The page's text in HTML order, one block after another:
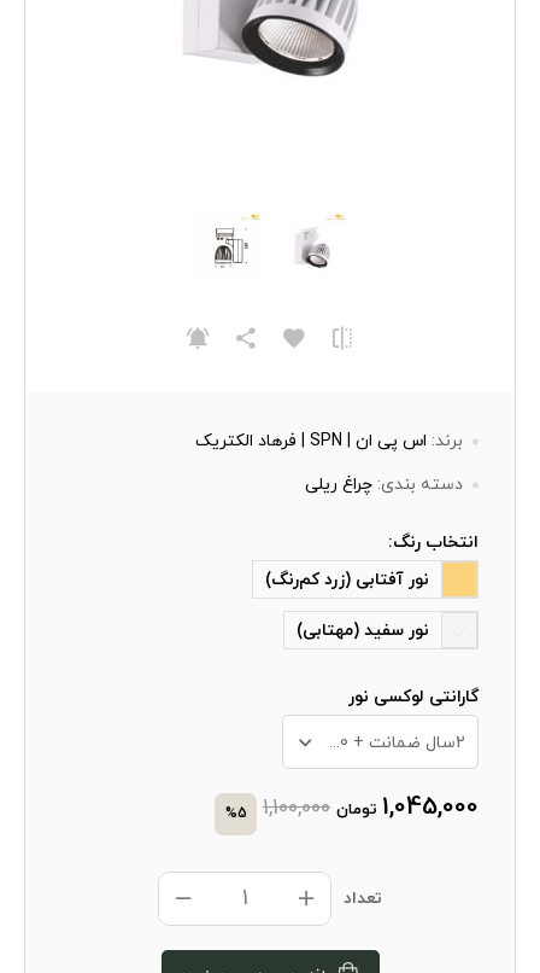
برند: اس پی ان | SPN | فرهاد الکتریک
دسته بندی: چراغ ریلی
انتخاب رنگ:
نور آفتابی (زرد کم‌رنگ)
نور سفید (مهتابی)
گارانتی لوکسی نور
2سال ضمانت + 10 سال خدمات پس از فروش
1,045,000 تومان 1,100,000
%5
تعداد